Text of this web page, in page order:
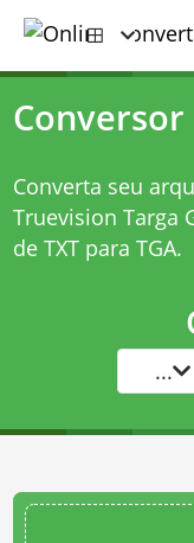
Conversor
Converta seu
Truevision Targa
de TXT para TGA.
...